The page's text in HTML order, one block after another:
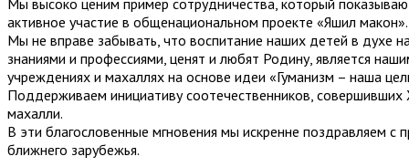
Мы высоко ценим пример сотрудничества, который
активное участие в общенациональном проекте «Яшил макон».
Мы не вправе забывать, что воспитание наших детей в духе
знаниями и профессиями, ценят и любят Родину, является
учреждениях и махаллях на основе идеи «Гуманизм – наша
Поддерживаем инициативу соотечественников,
махалли.
В эти благословенные мгновения мы искренне поздравляем
ближнего зарубежья.